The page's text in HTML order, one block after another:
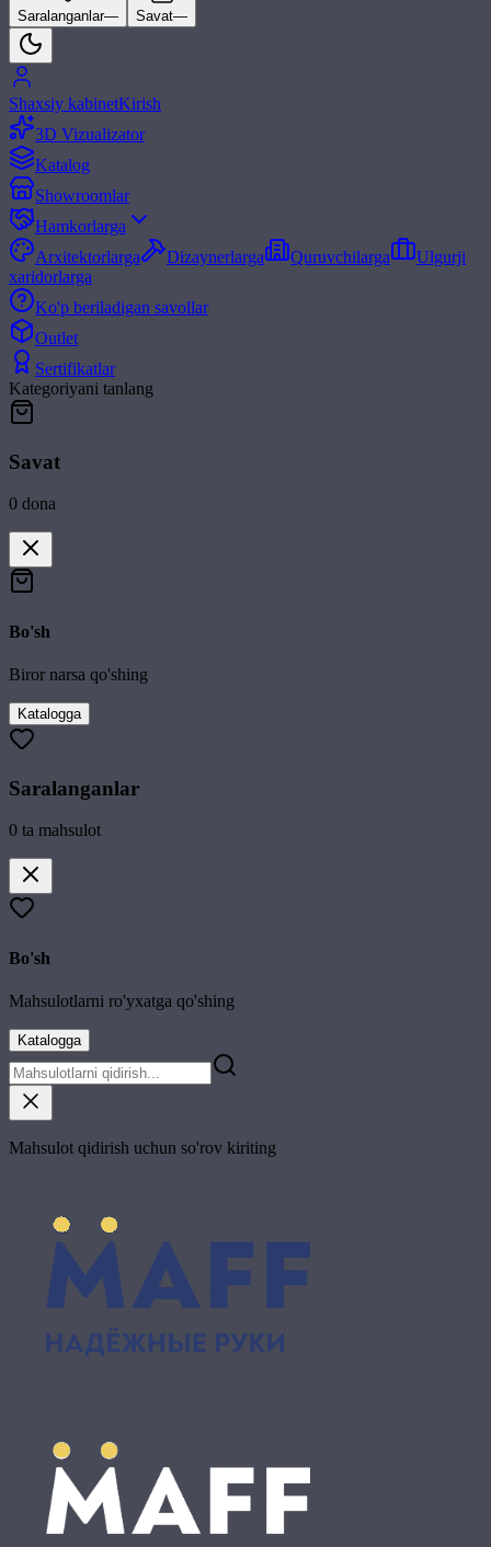
Saralanganlar— Savat—
Shaxsiy kabinetKirish
3D Vizualizator
Katalog
Showroomlar
Hamkorlarga
Arxitektorlarga
Dizaynerlarga Quruvchilarga
Ulgurji
xaridorlarga
Ko'p beriladigan savollar
Outlet
Sertifikatlar
Kategoriyani tanlang
Savat
0 dona
Bo'sh
Biror narsa qo'shing
Katalogga
Saralanganlar
0 ta mahsulot
Bo'sh
Mahsulotlarni ro'yxatga qo'shing
Katalogga
Mahsulot qidirish uchun so'rov kiriting